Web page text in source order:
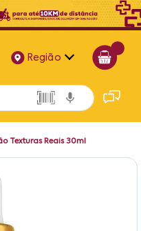
Região
Alagoas
Bahia
Texturas Reais 30ml